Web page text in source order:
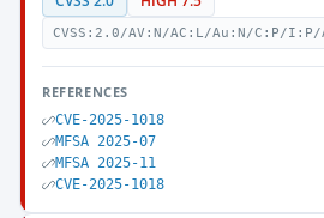
CVSS:2.0/AV:N/AC:L/Au:N/C:P/I:P/
REFERENCES
CVE-2025-1018
MFSA 2025-07
MFSA 2025-11
CVE-2025-1018